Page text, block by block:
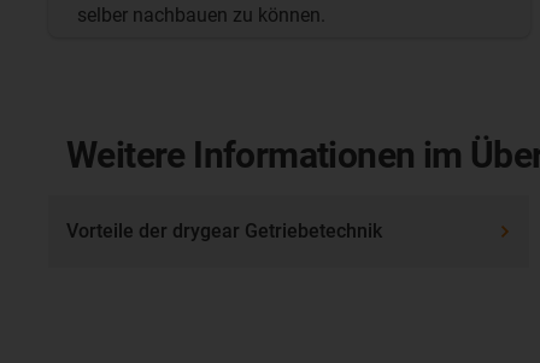
selber nachbauen zu können.
Weitere Informationen im
Vorteile der drygear Getriebetechnik